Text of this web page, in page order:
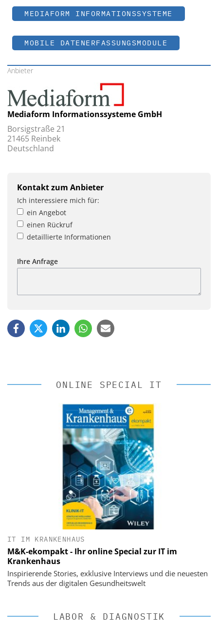
MEDIAFORM INFORMATIONSSYSTEME
MOBILE DATENERFASSUNGSMODULE
Anbieter
Mediaform Informationssysteme GmbH
Borsigstraße 21
21465 Reinbek
Deutschland
Kontakt zum Anbieter
Ich interessiere mich für:
ein Angebot
einen Rückruf
detaillierte Informationen
Ihre Anfrage
ONLINE SPECIAL IT
IT IM KRANKENHAUS
M&K-ekompakt - Ihr online Special zur IT im
Krankenhaus
Inspirierende Stories, exklusive Interviews und die neuesten
Trends aus der digitalen Gesundheitswelt
LABOR & DIAGNOSTIK